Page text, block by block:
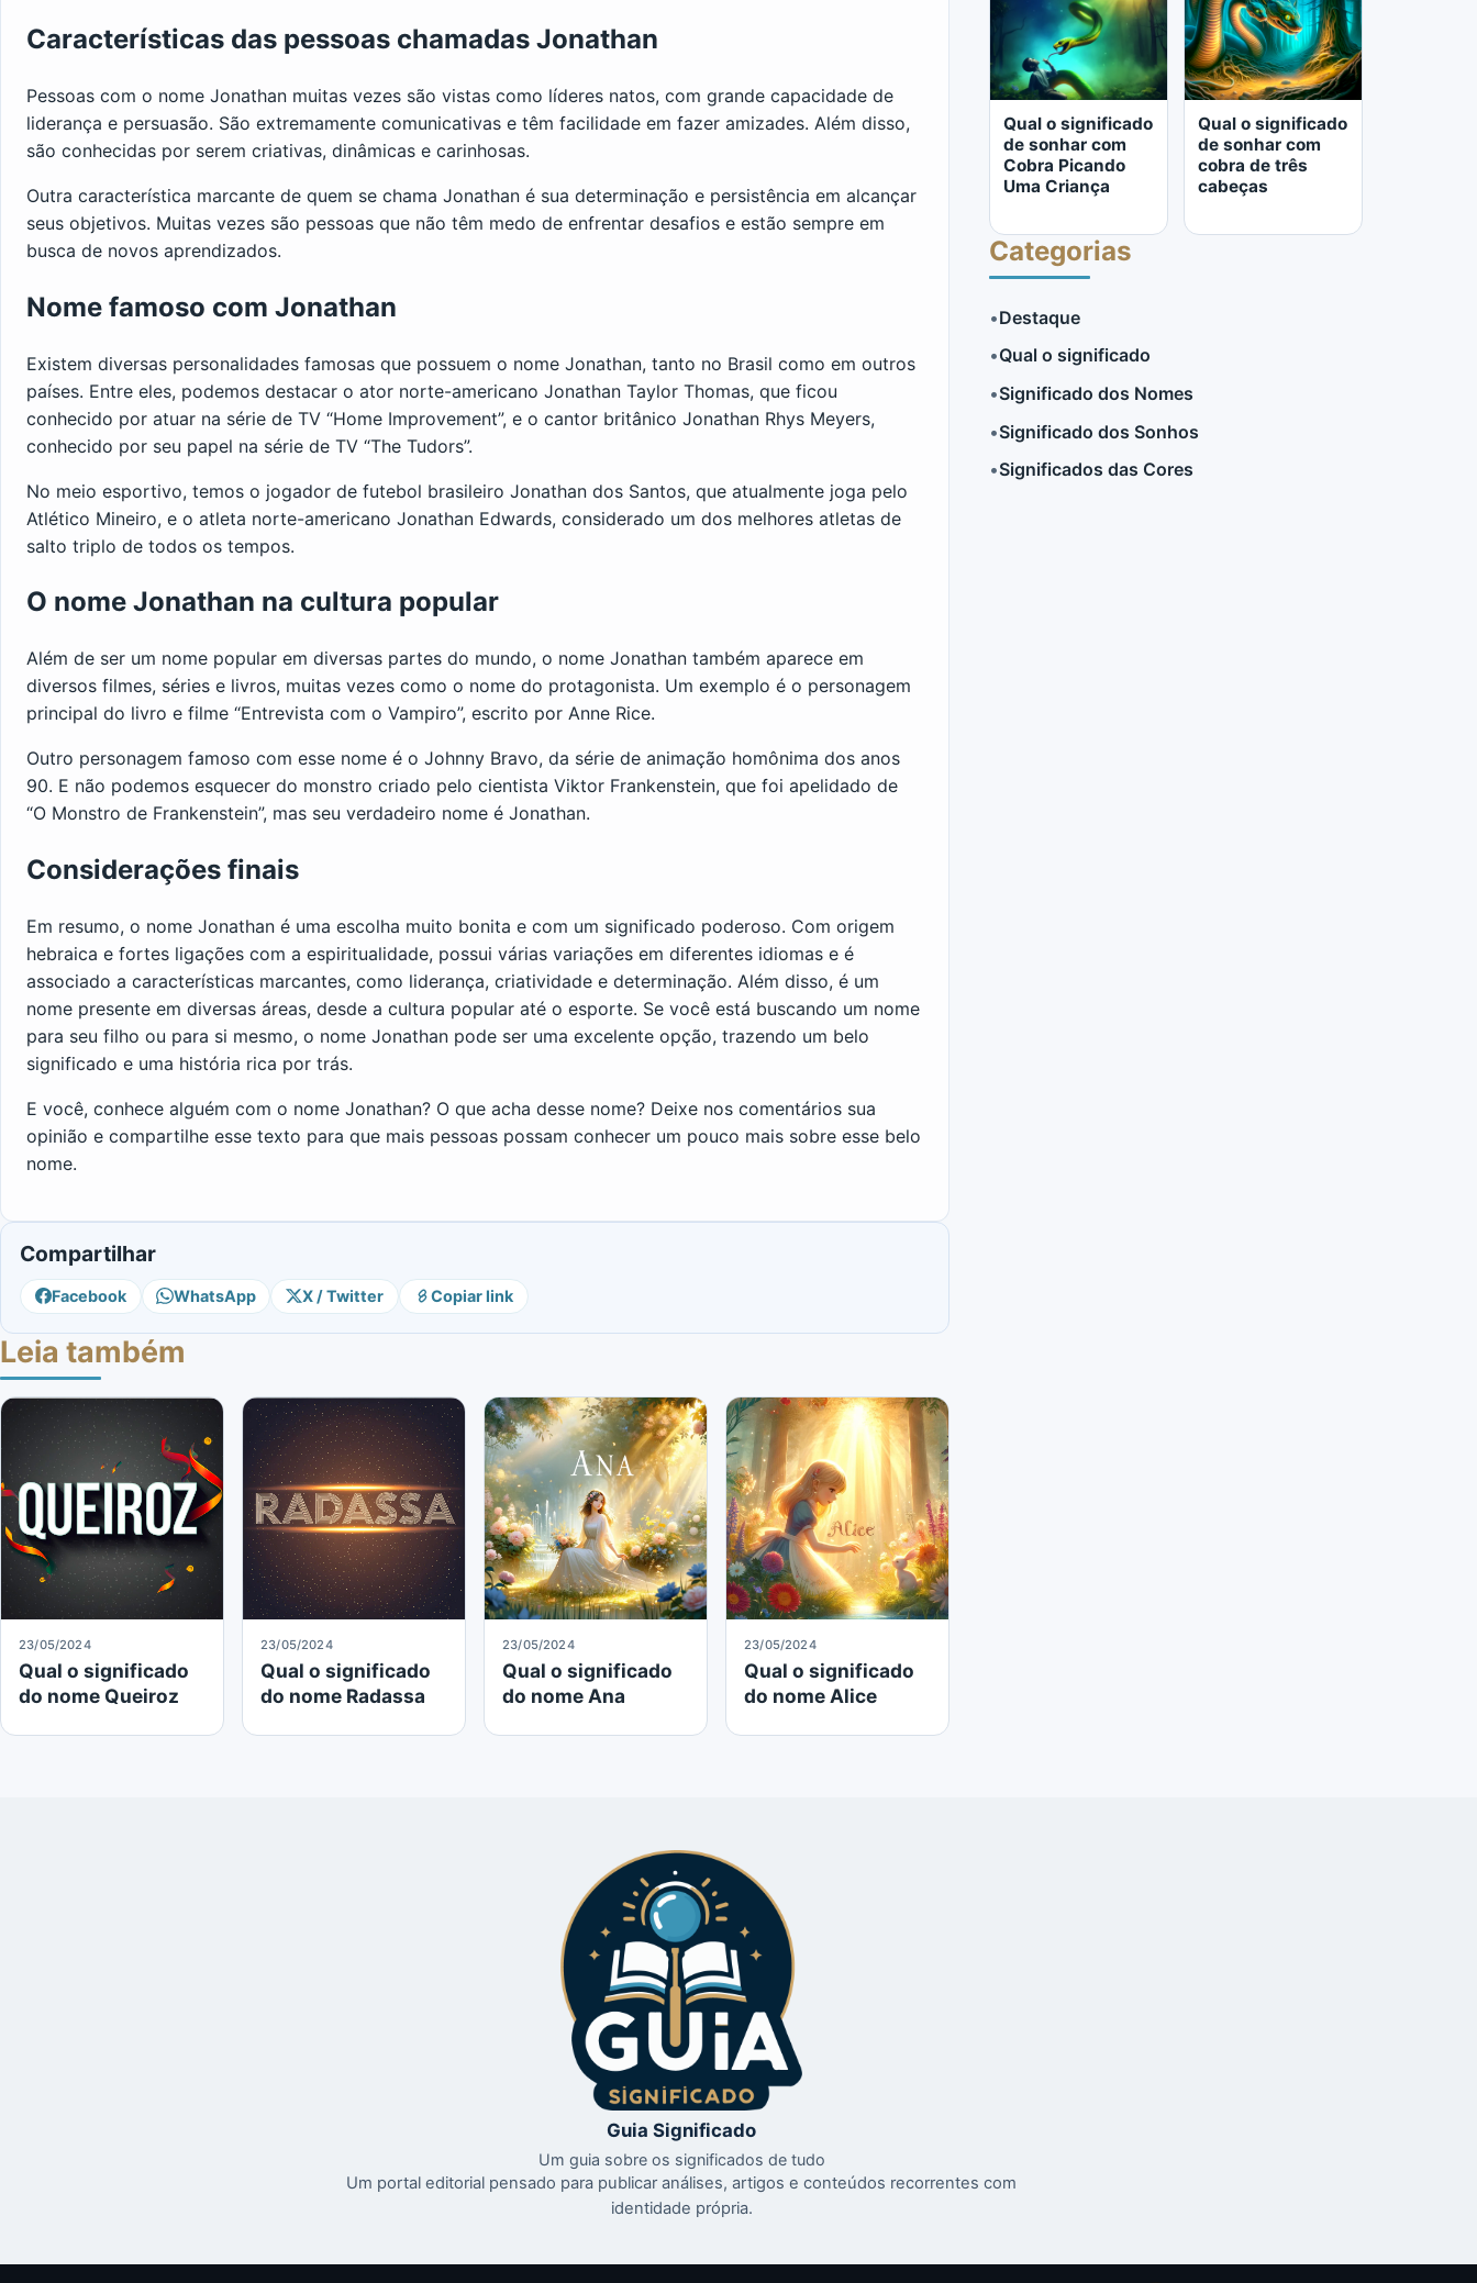
Características das pessoas chamadas Jonathan
Pessoas com o nome Jonathan muitas vezes são vistas como líderes natos, com grande capacidade de
liderança e persuasão. São extremamente comunicativas e têm facilidade em fazer amizades. Além disso,
são conhecidas por serem criativas, dinâmicas e carinhosas.
Outra característica marcante de quem se chama Jonathan é sua determinação e persistência em alcançar
seus objetivos. Muitas vezes são pessoas que não têm medo de enfrentar desafios e estão sempre em
busca de novos aprendizados.
Nome famoso com Jonathan
Existem diversas personalidades famosas que possuem o nome Jonathan, tanto no Brasil como em outros
países. Entre eles, podemos destacar o ator norte-americano Jonathan Taylor Thomas, que ficou
conhecido por atuar na série de TV “Home Improvement”, e o cantor britânico Jonathan Rhys Meyers,
conhecido por seu papel na série de TV “The Tudors”.
No meio esportivo, temos o jogador de futebol brasileiro Jonathan dos Santos, que atualmente joga pelo
Atlético Mineiro, e o atleta norte-americano Jonathan Edwards, considerado um dos melhores atletas de
salto triplo de todos os tempos.
O nome Jonathan na cultura popular
Além de ser um nome popular em diversas partes do mundo, o nome Jonathan também aparece em
diversos filmes, séries e livros, muitas vezes como o nome do protagonista. Um exemplo é o personagem
principal do livro e filme “Entrevista com o Vampiro”, escrito por Anne Rice.
Outro personagem famoso com esse nome é o Johnny Bravo, da série de animação homônima dos anos
90. E não podemos esquecer do monstro criado pelo cientista Viktor Frankenstein, que foi apelidado de
“O Monstro de Frankenstein”, mas seu verdadeiro nome é Jonathan.
Considerações finais
Em resumo, o nome Jonathan é uma escolha muito bonita e com um significado poderoso. Com origem
hebraica e fortes ligações com a espiritualidade, possui várias variações em diferentes idiomas e é
associado a características marcantes, como liderança, criatividade e determinação. Além disso, é um
nome presente em diversas áreas, desde a cultura popular até o esporte. Se você está buscando um nome
para seu filho ou para si mesmo, o nome Jonathan pode ser uma excelente opção, trazendo um belo
significado e uma história rica por trás.
E você, conhece alguém com o nome Jonathan? O que acha desse nome? Deixe nos comentários sua
opinião e compartilhe esse texto para que mais pessoas possam conhecer um pouco mais sobre esse belo
nome.
Compartilhar
Facebook WhatsApp X / Twitter Copiar link
Leia também
23/05/2024
Qual o significado
do nome Queiroz
23/05/2024
Qual o significado
do nome Radassa
23/05/2024
Qual o significado
do nome Ana
23/05/2024
Qual o significado
do nome Alice
LER MAIS LER MAIS
Qual o significado
de sonhar com
Cobra Picando
Uma Criança
LER MAIS
Qual o significado
de sonhar com
cobra de três
cabeças
Categorias
•Destaque
•Qual o significado
•Significado dos Nomes
•Significado dos Sonhos
•Significados das Cores
Guia Significado
Um guia sobre os significados de tudo
Um portal editorial pensado para publicar análises, artigos e conteúdos recorrentes com
identidade própria.